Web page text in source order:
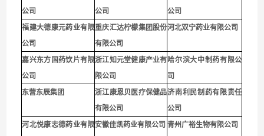
公司
公司
公司
福建大德康元药业有限
公司
重庆汇达柠檬集团股份
有限公司
河北双宁药业有限公司
嘉兴东方国药饮片有限
公司
浙江知元堂健康产业有
限公司
哈尔滨大中制药有限公
司
东营东辰集团
浙江康恩贝医疗保健品
有限公司
济南利民制药有限责任
公司
河北悦康志德药业有限安徽佳凯药业有限公司 青州广裕生物有限公司